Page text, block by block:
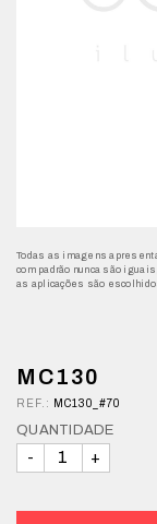
Todas as imagens
com padrão nunca são
as aplicações são
MC130
REF.: MC130_#70
QUANTIDADE